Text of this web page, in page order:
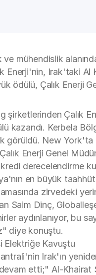
mühendislik
Enerji'nin, Irak'taki
ödülü, Çalık Enerji
şirketlerinden Çalık
kazandı. Kerbela
görüldü. New York'ta
Enerji Genel
kredi derecelendirme
en büyük
zirvedeki
Saim Dinç,
aydınlanıyor, bu
diye konuştu.
Elektriğe Kavuştu
Irak'ın
etti;" Al-Khairat